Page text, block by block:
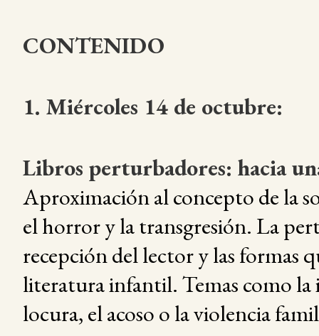
CONTENIDO
1. Miércoles 14 de octubre:
Libros perturbadores: hacia
Aproximación al concepto de la
el horror y la transgresión. La
recepción del lector y las formas
literatura infantil. Temas como la
locura, el acoso o la violencia